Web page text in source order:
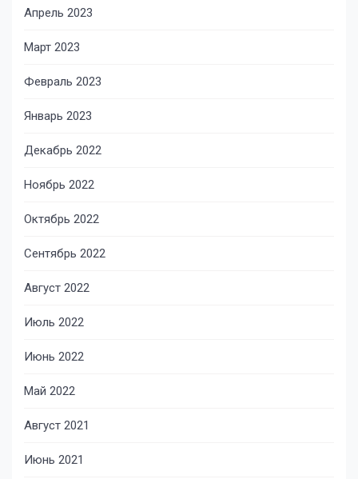
Апрель 2023
Март 2023
Февраль 2023
Январь 2023
Декабрь 2022
Ноябрь 2022
Октябрь 2022
Сентябрь 2022
Август 2022
Июль 2022
Июнь 2022
Май 2022
Август 2021
Июнь 2021